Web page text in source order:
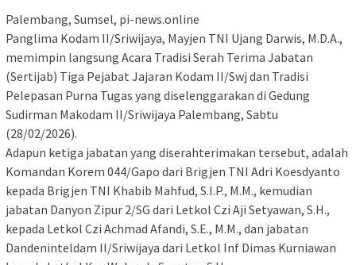
Palembang, Sumsel, pi-news.online
Panglima Kodam II/Sriwijaya, Mayjen TNI Ujang Darwis, M.D.A.,
memimpin langsung Acara Tradisi Serah Terima Jabatan
(Sertijab) Tiga Pejabat Jajaran Kodam II/Swj dan Tradisi
Pelepasan Purna Tugas yang diselenggarakan di Gedung
Sudirman Makodam II/Sriwijaya Palembang, Sabtu
(28/02/2026).
Adapun ketiga jabatan yang diserahterimakan tersebut, adalah
Komandan Korem 044/Gapo dari Brigjen TNI Adri Koesdyanto
kepada Brigjen TNI Khabib Mahfud, S.I.P., M.M., kemudian
jabatan Danyon Zipur 2/SG dari Letkol Czi Aji Setyawan, S.H.,
kepada Letkol Czi Achmad Afandi, S.E., M.M., dan jabatan
Dandeninteldam II/Sriwijaya dari Letkol Inf Dimas Kurniawan